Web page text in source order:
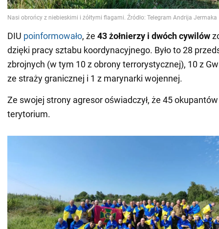
DIU poinformowało, że 43 żołnierzy i dwóch cywilów
dzięki pracy sztabu koordynacyjnego. Było to 28
zbrojnych (w tym 10 z obrony terrorystycznej), 10 z
ze straży granicznej i 1 z marynarki wojennej.
Ze swojej strony agresor oświadczył, że 45
terytorium.